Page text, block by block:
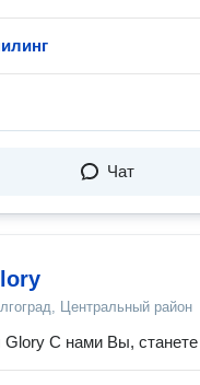
Чат
Центральный район
С нами Вы, станете